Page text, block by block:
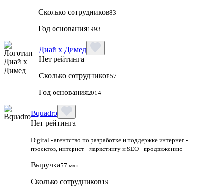
Сколько сотрудников83
Год основания1993
Диай х Димед
Нет рейтинга
Сколько сотрудников57
Год основания2014
Bquadro
Нет рейтинга
Digital - агентство по разработке и поддержке интернет -
проектов, интернет - маркетингу и SEO - продвижению
Выручка57 млн
Сколько сотрудников19